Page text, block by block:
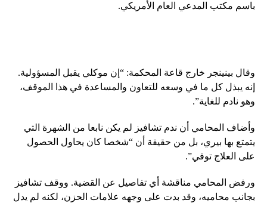
باسم مكتب المدعي العام الأمريكي.
وقال بينينجر خارج قاعة المحكمة: “إن موكلي يقبل المسؤولية.
إنه يبذل كل ما في وسعه للتعاون والمساعدة في هذا الموقف،
وهو نادم للغاية”.
وأضاف المحامي أن ندم تشافيز لم يكن نابعا من الشهرة التي
يتمتع بها بيري، بل من حقيقة أن “شخصا كان يحاول الحصول
على العلاج توفي”.
ورفض المحامي مناقشة أي تفاصيل عن القضية. ووقف تشافيز
بجانب محاميه، وقد بدت على وجهه علامات الحزن، لكنه لم يدل